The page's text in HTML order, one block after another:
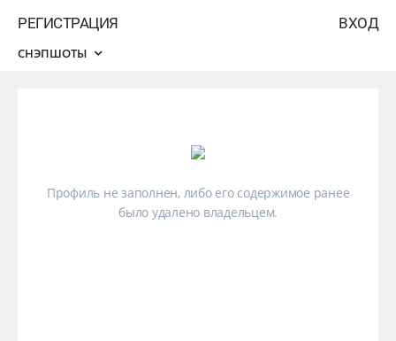
ВХОД
РЕГИСТРАЦИЯ
СНЭПШОТЫ
Профиль не заполнен, либо его содержимое ранее
было удалено владельцем.